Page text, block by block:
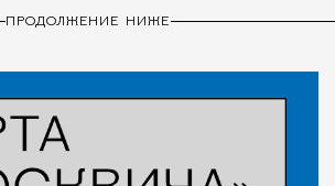
ПРОДОЛЖЕНИЕ НИЖЕ